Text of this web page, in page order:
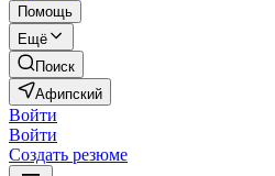
Помощь
Ещё
Поиск
Афипский
Войти
Войти
Создать резюме